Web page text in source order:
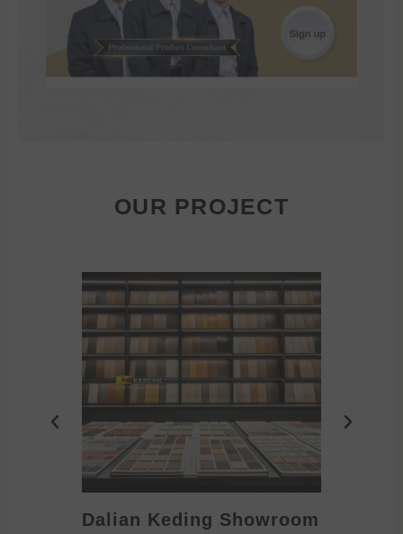
OUR PROJECT
Dalian Keding Showroom